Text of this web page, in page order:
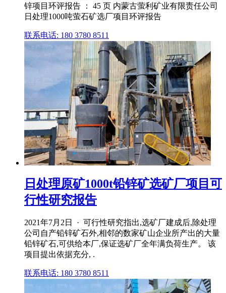
锌项目环评报告 ： 45 页 内蒙古萤利矿业有限责任公司
日处理1000吨萤石矿选厂项目环评报告
联系电话: 180 3780 8511
日处理原矿1000t铅锌矿选矿厂项目可
行性研究报告
2021年7月2日 · 可行性研究指出,选矿厂建成后,除处理
公司自产铅锌矿石外,相邻的数家矿山企业所产出的大量
铅锌矿石,可供给本厂,保证选矿厂全年满负荷生产。 该
项目提出依据充分, .
联系电话: 180 3780 8511